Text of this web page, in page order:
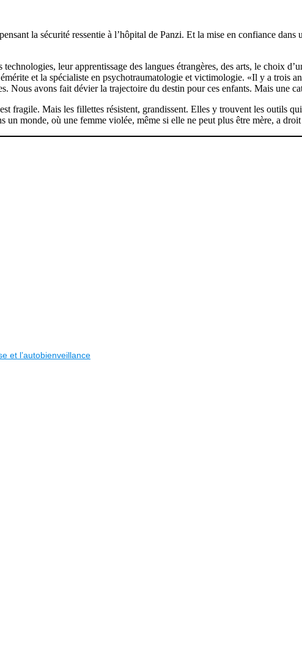
la sécurité ressentie à l’hôpital de Panzi. Et la mise en confiance dans
leur apprentissage des langues étrangères, des arts, le choix
et la spécialiste en psychotraumatologie et victimologie. «Il y a trois
Nous avons fait dévier la trajectoire du destin pour ces enfants. Mais une
fragile. Mais les fillettes résistent, grandissent. Elles y trouvent les outils
un monde, où une femme violée, même si elle ne peut plus être mère, a
et l’autobienveillance